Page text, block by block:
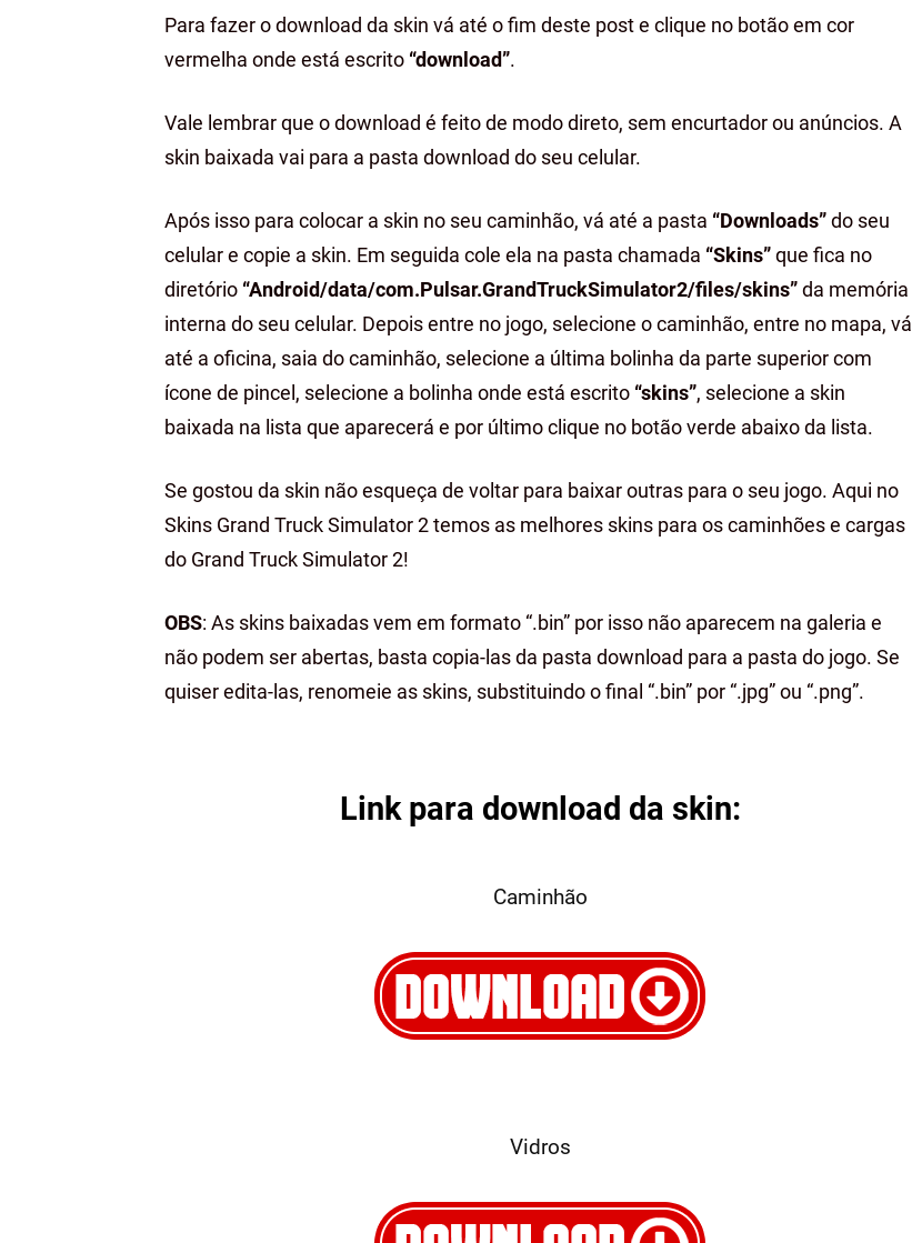
Para fazer o download da skin vá até o fim deste post e clique no botão em cor
vermelha onde está escrito “download”.
Vale lembrar que o download é feito de modo direto, sem encurtador ou anúncios. A
skin baixada vai para a pasta download do seu celular.
Após isso para colocar a skin no seu caminhão, vá até a pasta “Downloads”do seu
celular e copie a skin. Em seguida cole ela na pasta chamada “Skins”que fica no
diretório “Android/data/com.Pulsar.GrandTruckSimulator2/files/skins”da memória
interna do seu celular. Depois entre no jogo, selecione o caminhão, entre no mapa, vá
até a oficina, saia do caminhão, selecione a última bolinha da parte superior com
ícone de pincel, selecione a bolinha onde está escrito “skins”, selecione a skin
baixada na lista que aparecerá e por último clique no botão verde abaixo da lista.
Se gostou da skin não esqueça de voltar para baixar outras para o seu jogo. Aqui no
Skins Grand Truck Simulator 2 temos as melhores skins para os caminhões e cargas
do Grand Truck Simulator 2!
OBS: As skins baixadas vem em formato “.bin” por isso não aparecem na galeria e
não podem ser abertas, basta copia-las da pasta download para a pasta do jogo. Se
quiser edita-las, renomeie as skins, substituindo o final “.bin” por “.jpg” ou “.png”.
Link para download da skin:
Caminhão
Vidros